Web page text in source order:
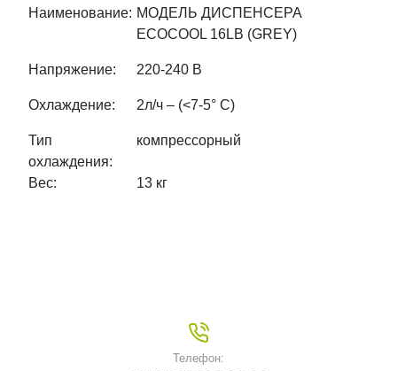
Наименование: МОДЕЛЬ ДИСПЕНСЕРА
ECOCOOL 16LB (GREY)
Напряжение: 220-240 В
Охлаждение: 2л/ч – (<7-5° С)
Тип
охлаждения:
компрессорный
Вес: 13 кг
Телефон: